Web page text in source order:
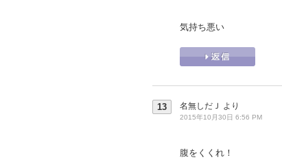
気持ち悪い
13 名無しだＪ より
2015年10月30日 6:56 PM
腹をくくれ！